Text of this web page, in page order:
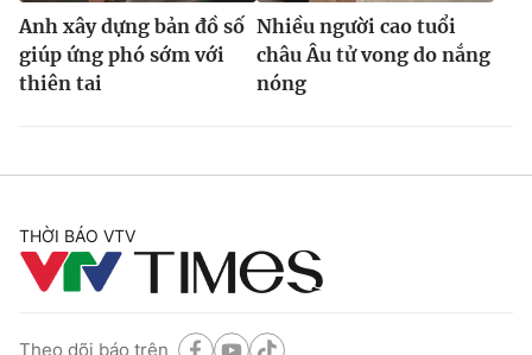
Anh xây dựng bản đồ số
giúp ứng phó sớm với
thiên tai
Nhiều người cao tuổi
châu Âu tử vong do nắng
nóng
THỜI BÁO VTV
Theo dõi báo trên